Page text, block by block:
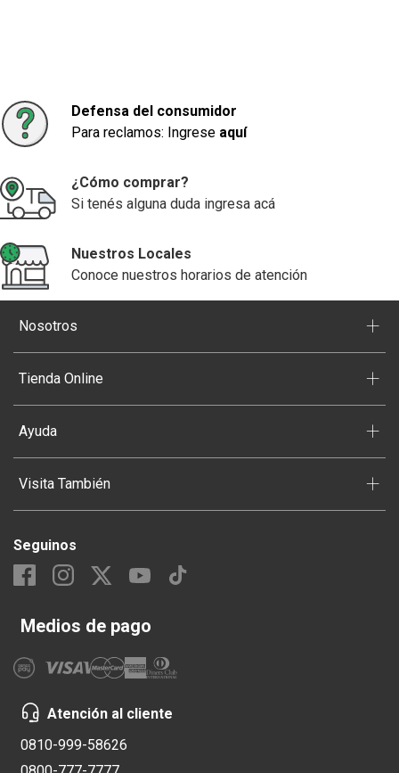
Defensa del consumidor
Para reclamos: Ingrese aquí
¿Cómo comprar?
Si tenés alguna duda ingresa acá
Nuestros Locales
Conoce nuestros horarios de atención
Nosotros +
Tienda Online +
Ayuda +
Visita También +
Seguinos
Medios de pago
Atención al cliente
0810-999-58626